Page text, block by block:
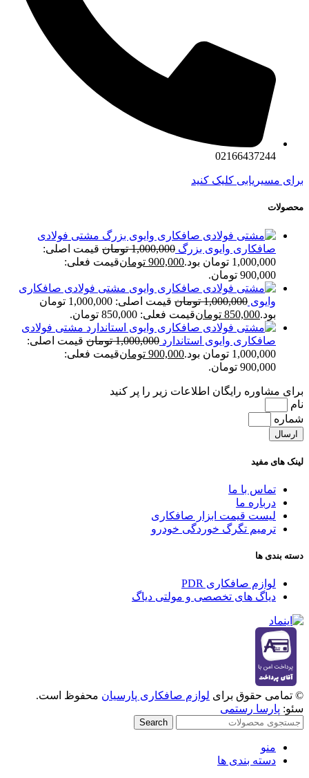
02166437244
برای مسیریابی کلیک کنید
محصولات
مشتی فولادی
صافکاری وایوی بزرگ 1,000,000 تومان قیمت اصلی:
1,000,000 تومان بود.
900,000 تومانقیمت فعلی:
900,000 تومان.
مشتی فولادی صافکاری
وایوی 1,000,000 تومان
قیمت اصلی: 1,000,000 تومان
بود.850,000 تومانقیمت فعلی: 850,000 تومان.
مشتی فولادی
صافکاری وایوی استاندارد 1,000,000 تومان قیمت اصلی:
1,000,000 تومان بود.
900,000 تومانقیمت فعلی:
900,000 تومان.
برای مشاوره رایگان اطلاعات زیر را پر کنید
نام
شماره
ارسال
لینک های مفید
تماس با ما
درباره ما
لیست قیمت ابزار صافکاری
ترمیم تگرگ خوردگی خودرو
دسته بندی ها
لوازم صافکاری PDR
دیاگ های تخصصی و مولتی دیاگ
© تمامی حقوق برای لوازم صافکاری پارسیان محفوظ است.
سئو: پارسا رستمی
Search
منو
دسته بندی ها